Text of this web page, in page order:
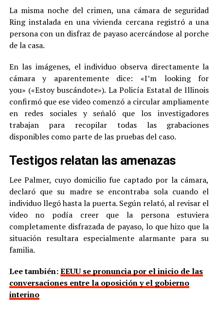
La misma noche del crimen, una cámara de seguridad
Ring instalada en una vivienda cercana registró a una
persona con un disfraz de payaso acercándose al porche
de la casa.
En las imágenes, el individuo observa directamente la
cámara y aparentemente dice: «I’m looking for
you» («Estoy buscándote»). La Policía Estatal de Illinois
confirmó que ese video comenzó a circular ampliamente
en redes sociales y señaló que los investigadores
trabajan para recopilar todas las grabaciones
disponibles como parte de las pruebas del caso.
Testigos relatan las amenazas
Lee Palmer, cuyo domicilio fue captado por la cámara,
declaró que su madre se encontraba sola cuando el
individuo llegó hasta la puerta. Según relató, al revisar el
video no podía creer que la persona estuviera
completamente disfrazada de payaso, lo que hizo que la
situación resultara especialmente alarmante para su
familia.
Lee también:EEUU se pronuncia por el inicio de las
conversaciones entre la oposición y el gobierno
interino